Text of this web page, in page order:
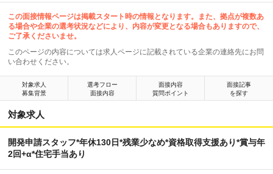
この面接情報ページは掲載スタート時の情報となります。また、拠点が複数あ
る場合や企業の選考状況などにより、内容が変更となる場合もありますので、
ご了承くださいませ。
このページの内容については求人ページに記載されている企業の連絡先にお問
い合わせください。
対象求人
募集背景
選考フロー
面接内容
面接内容
質問ポイント
面接記事
を探す
対象求人
開発申請スタッフ*年休130日*残業少なめ*資格取得支援あり*賞与年
2回+α*住宅手当あり